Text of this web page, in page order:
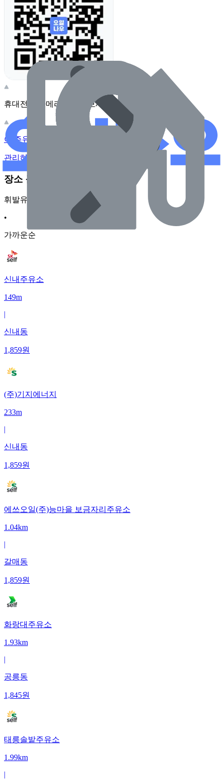
휴대전화 카메라로 찍어보세요
이 주유소의 사장님이신가요?
관리하기
장소 근처 주유소
휘발유
•
가까운순
신내주유소
149m
|
신내동
1,859원
(주)기지에너지
233m
|
신내동
1,859원
에쓰오일(주)능마을 보금자리주유소
1.04km
|
갈매동
1,859원
화랑대주유소
1.93km
|
공릉동
1,845원
태릉솔밭주유소
1.99km
|